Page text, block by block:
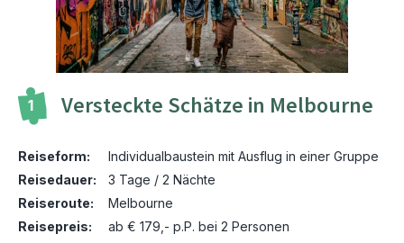
1 Versteckte Schätze in Melbourne
Reiseform:
Individualbaustein mit Ausflug in einer Gruppe
Reisedauer:
3 Tage / 2 Nächte
Reiseroute:
Melbourne
Reisepreis:
ab € 179,- p.P. bei 2 Personen